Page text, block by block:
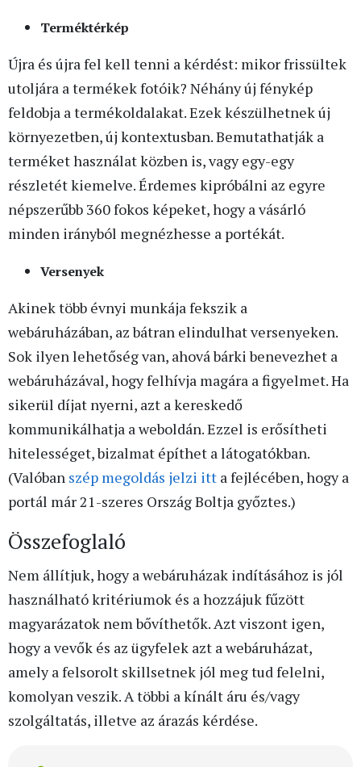
Terméktérkép
Újra és újra fel kell tenni a kérdést: mikor frissültek
utoljára a termékek fotóik? Néhány új fénykép
feldobja a termékoldalakat. Ezek készülhetnek új
környezetben, új kontextusban. Bemutathatják a
terméket használat közben is, vagy egy-egy
részletét kiemelve. Érdemes kipróbálni az egyre
népszerűbb 360 fokos képeket, hogy a vásárló
minden irányból megnézhesse a portékát.
Versenyek
Akinek több évnyi munkája fekszik a
webáruházában, az bátran elindulhat versenyeken.
Sok ilyen lehetőség van, ahová bárki benevezhet a
webáruházával, hogy felhívja magára a figyelmet. Ha
sikerül díjat nyerni, azt a kereskedő
kommunikálhatja a weboldán. Ezzel is erősítheti
hitelességet, bizalmat építhet a látogatókban.
(Valóban szép megoldás jelzi itt a fejlécében, hogy a
portál már 21-szeres Ország Boltja győztes.)
Összefoglaló
Nem állítjuk, hogy a webáruházak indításához is jól
használható kritériumok és a hozzájuk fűzött
magyarázatok nem bővíthetők. Azt viszont igen,
hogy a vevők és az ügyfelek azt a webáruházat,
amely a felsorolt skillsetnek jól meg tud felelni,
komolyan veszik. A többi a kínált áru és/vagy
szolgáltatás, illetve az árazás kérdése.